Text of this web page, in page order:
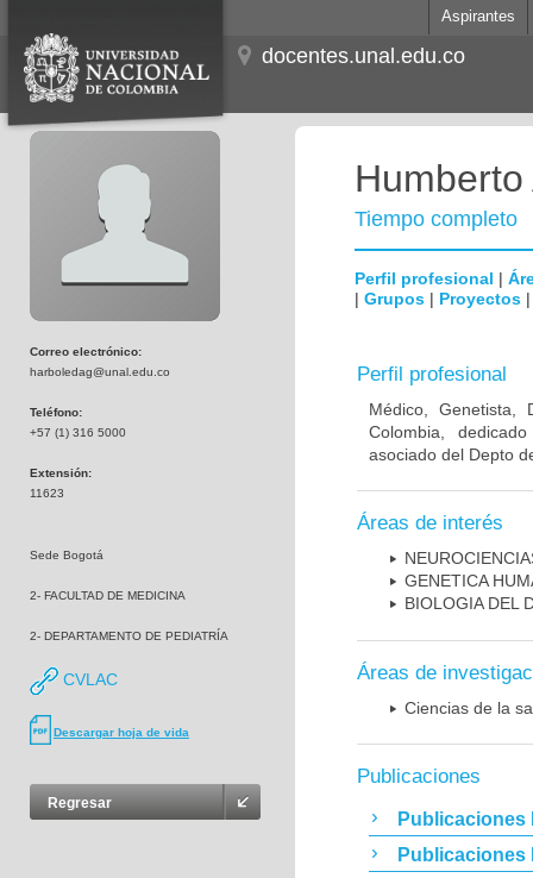
Aspirantes
docentes.unal.edu.co
Correo electrónico:
harboledag@unal.edu.co
Teléfono:
+57 (1) 316 5000
Extensión:
11623
Sede Bogotá
2- FACULTAD DE MEDICINA
2- DEPARTAMENTO DE PEDIATRÍA
CVLAC
Descargar hoja de vida
Regresar
Tiempo completo
Perfil profesional |
| Grupos | Proyectos
Perfil profesional
Médico, Genetista,
Colombia,
asociado del Depto
Áreas de interés
GENETICA
BIOLOGIA DEL
Áreas de
Ciencias de la
Publicaciones
Publicaciones
Publicaciones